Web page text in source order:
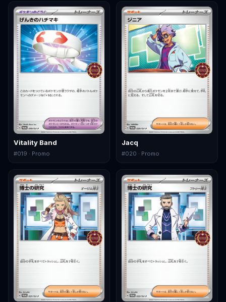
Vitality Band
#019 · Promo
Jacq
#020 · Promo